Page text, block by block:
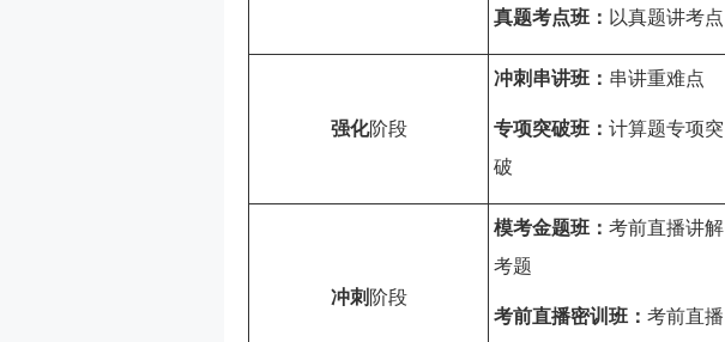
真题考点班： 以真题讲考点
强化阶段
冲刺串讲班： 串讲重难点
专项突破班： 计算题专项突
破
冲刺 阶段
模考金题班： 考前直播讲解
考题
考前直播密训班： 考前直播